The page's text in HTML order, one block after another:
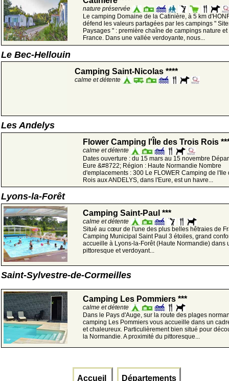
nature préservée
Le camping Domaine de la Catinière, à 5 km
défend les valeurs partagées par les campings "
Paysages " : première chaîne de campings nature
France. Dans une vallée verdoyante, nous...
Le Bec-Hellouin
Camping Saint-Nicolas ****
calme et détente
Les Andelys
Flower Camping l'Île des Trois Rois
calme et détente
Dates ouverture : du 15 mars au 15 novembre
Eure &#8722; Région : Haute Normandie Nombre
d'emplacements : 300 Le FLOWER Camping de l'Ile
Rois aux ANDELYS, dans l'Eure, est un havre...
Lyons-la-Forêt
Camping Saint-Paul ***
calme et détente
Situé au cœur de l'une des plus belles hêtraies de
Camping Municipal Saint Paul 3 étoiles, grand
accueille à Lyons-la-Forêt (Haute Normandie) dans
pittoresque et verdoyant...
Saint-Sylvestre-de-Cormeilles
Camping Les Pommiers ***
calme et détente
Dans le Pays d'Auge, sur la route des plages
camping Les Pommiers vous accueille dans un
et chaleureux. Particulièrement bien situé pour
la Normandie. A proximité du pittoresque...
Accueil Départements